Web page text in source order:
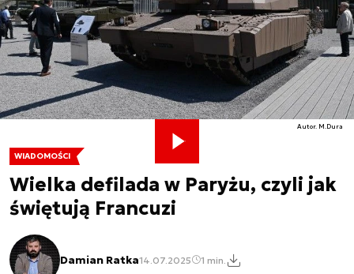
WIADOMOŚCI
Wielka defilada w Paryżu, czyli jak
świętują Francuzi
Damian Ratka14.07.2025 1 min.
Autor. M.Dura